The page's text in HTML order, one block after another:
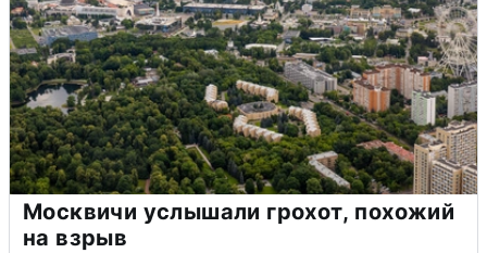
Москвичи услышали грохот, похожий
на взрыв